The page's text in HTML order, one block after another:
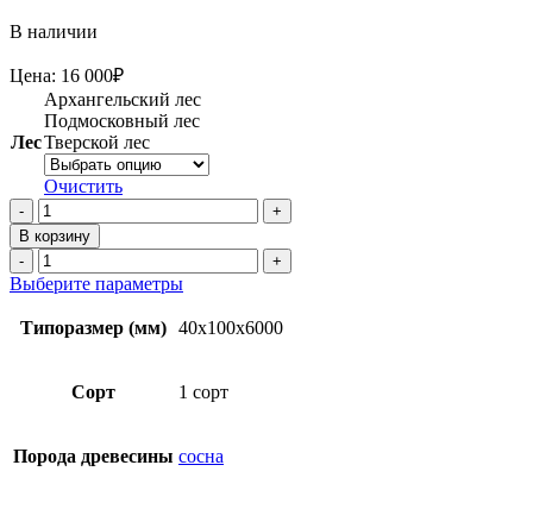
В наличии
Цена: 16 000₽
Лес
Архангельский лес
Подмосковный лес
Тверской лес
Очистить
Количество
товара
Доска
обрезная
40х100х6000
1
В корзину
Количество
товара
Доска
обрезная
40х100х6000
из
сосны
Выберите параметрыЭтот
имеет
Опции
на
Типоразмер (мм) 40x100x6000
Сорт 1 сорт
Порода древесины сосна